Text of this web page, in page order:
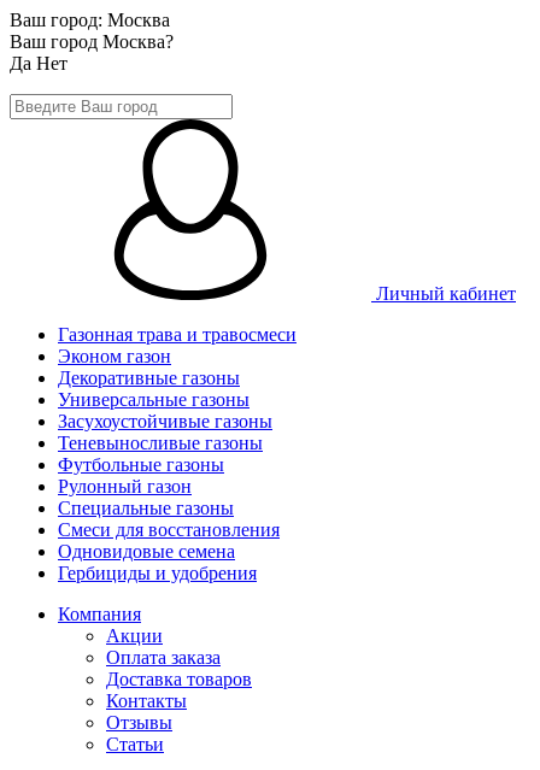
Ваш город: Москва
Ваш город Москва?
Да Нет
Личный кабинет
Газонная трава и травосмеси
Эконом газон
Декоративные газоны
Универсальные газоны
Засухоустойчивые газоны
Теневыносливые газоны
Футбольные газоны
Рулонный газон
Специальные газоны
Смеси для восстановления
Одновидовые семена
Гербициды и удобрения
Компания
Акции
Оплата заказа
Доставка товаров
Контакты
Отзывы
Статьи